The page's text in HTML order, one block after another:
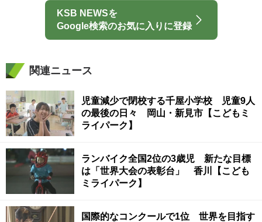
KSB NEWSを
Google検索のお気に入りに登録
関連ニュース
児童減少で閉校する千屋小学校 児童9人
の最後の日々 岡山・新見市【こどもミ
ライパーク】
ランバイク全国2位の3歳児 新たな目標
は「世界大会の表彰台」 香川【こども
ミライパーク】
国際的なコンクールで1位 世界を目指す